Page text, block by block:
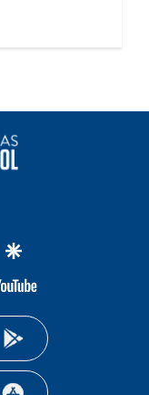
whatsapp
google
youtube-